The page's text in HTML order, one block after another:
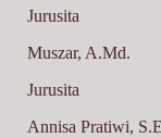
Jurusita
Muszar, A.Md.
Jurusita
Annisa Pratiwi,